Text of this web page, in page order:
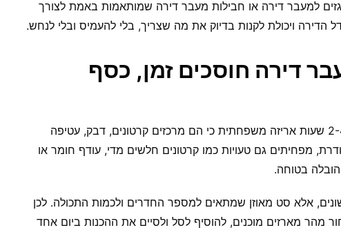
למעבר דירה או חבילות מעבר דירה שמותאמות באמת לצורך
ויכולת לקנות בדיוק את מה שצריך, בלי להעמיס ובלי לנחש.
דירה חוסכים זמן, כסף
חומרי אריזה למעבר דירה חוסכים בממוצע 2-4 שעות אריזה משפחתית כי הם מרכזים קרטונים, דבק, עטיפה
מפחיתים גם טעויות כמו קרטונים חלשים מדי, עודף חומר או
בטוחה.
לא צריכים 20 פריטים שונים, אלא סט מאוזן שמתאים למספר החדרים ולכמות התכולה. לכן
מהר מארזים מוכנים, להוסיף לסל ולסיים את ההכנות ביום אחד